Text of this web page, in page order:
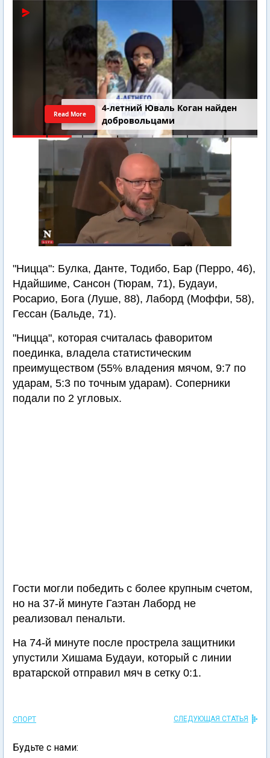
4-летний Юваль Коган найден
добровольцами
Read More
"Ницца": Булка, Данте, Тодибо, Бар (Перро, 46),
Ндайшиме, Сансон (Тюрам, 71), Будауи,
Росарио, Бога (Луше, 88), Лаборд (Моффи, 58),
Гессан (Бальде, 71).
"Ницца", которая считалась фаворитом
поединка, владела статистическим
преимуществом (55% владения мячом, 9:7 по
ударам, 5:3 по точным ударам). Соперники
подали по 2 угловых.
Гости могли победить с более крупным счетом,
но на 37-й минуте Гаэтан Лаборд не
реализовал пенальти.
На 74-й минуте после прострела защитники
упустили Хишама Будауи, который с линии
вратарской отправил мяч в сетку 0:1.
СПОРТ СЛЕДУЮЩАЯ СТАТЬЯ
Будьте с нами: